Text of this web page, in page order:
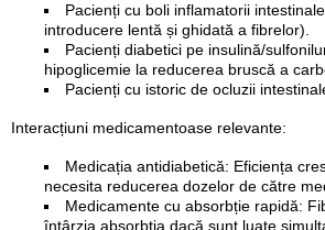
Pacienți cu boli inflamatorii
introducere lentă și ghidată a fibrelor).
Pacienți diabetici pe insulină/
hipoglicemie la reducerea bruscă a
Pacienți cu istoric de ocluzii
Interacțiuni medicamentoase relevante:
Medicația antidiabetică: Eficiența
necesita reducerea dozelor de către
Medicamente cu absorbție rapidă:
întârzia absorbția dacă sunt luate